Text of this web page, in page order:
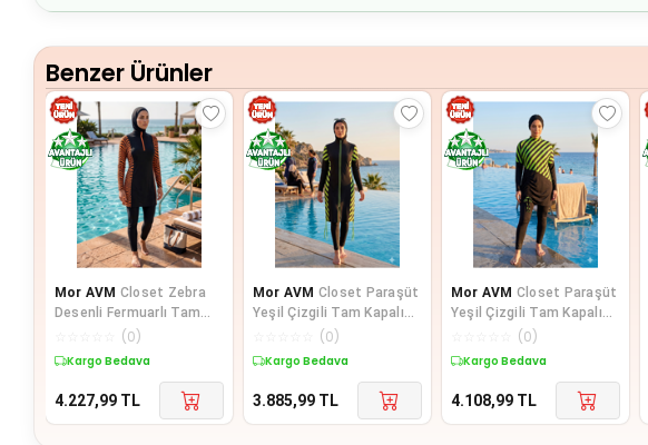
Benzer Ürünler
Mor AVM Closet Zebra
Desenli Fermuarlı Tam
Kapalı 3 Parça Spor Likralı
Te
(0)
Kargo Bedava
4.227,99 TL
Mor AVM Closet Paraşüt
Yeşil Çizgili Tam Kapalı
Büzgülü Spor Likralı Uzun
(0)
Kargo Bedava
3.885,99 TL
Mor AVM Closet Paraşüt
Yeşil Çizgili Tam Kapalı
Büzgülü Spor Likralı Tese
(0)
Kargo Bedava
4.108,99 TL